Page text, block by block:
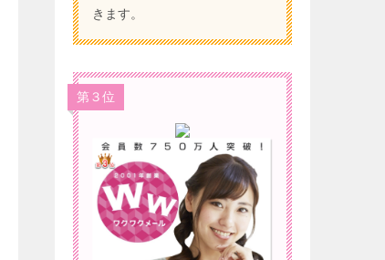
きます。
第３位